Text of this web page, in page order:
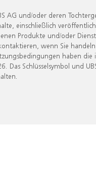
und/oder deren
einschließlich
Produkte und/oder
wenn Sie
haben die
Schlüsselsymbol und